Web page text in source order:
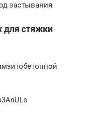
застывания
для стяжки